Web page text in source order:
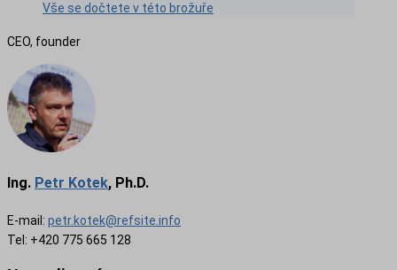
Vše se dočtete v této brožuře
CEO, founder
Ing. Petr Kotek, Ph.D.
E-mail: petr.kotek@refsite.info
Tel: +420 775 665 128